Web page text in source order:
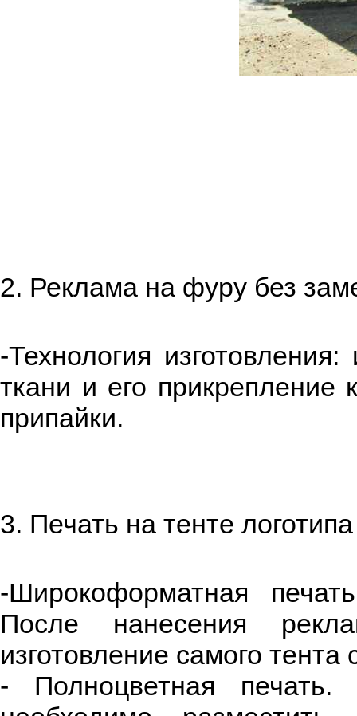
2. Реклама на фуру без
-Технология
ткани и его прикрепление
припайки.
3. Печать на тенте
-Широкоформатная
После нанесения
изготовление самого тента
- Полноцветная